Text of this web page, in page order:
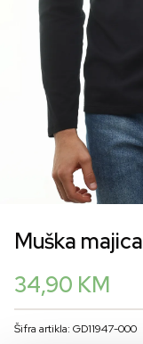
Muška majica
34,90 KM
Šifra artikla: GD11947-000